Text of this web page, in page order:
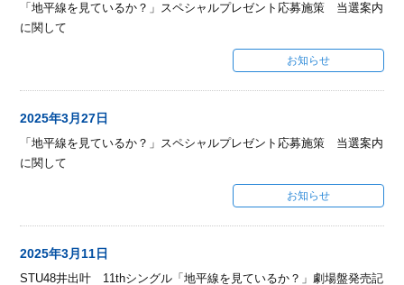
「地平線を見ているか？」スペシャルプレゼント応募施策 当選案内
に関して
お知らせ
2025年3月27日
「地平線を見ているか？」スペシャルプレゼント応募施策 当選案内
に関して
お知らせ
2025年3月11日
STU48井出叶 11thシングル「地平線を見ているか？」劇場盤発売記